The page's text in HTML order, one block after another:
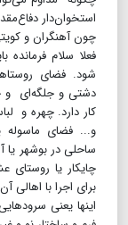
استخوان‌دار
چون آهنگران و
فعلا سلام
شود. فضای
دشتی و جلگه‌ای و
کار دارد. چهره و
و... فضای ماسوله
ساحلی در بوشهر یا
چایکار یا روستای
برای اجرا با اهالی
اینها یعنی